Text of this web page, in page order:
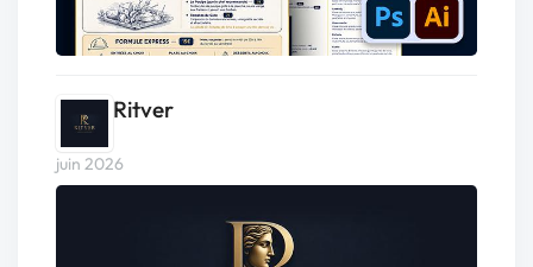
Ritver
juin 2026